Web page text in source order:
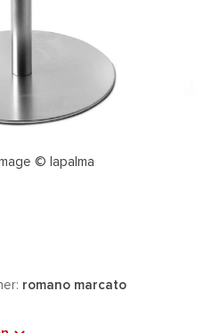
© lapalma
romano marcato